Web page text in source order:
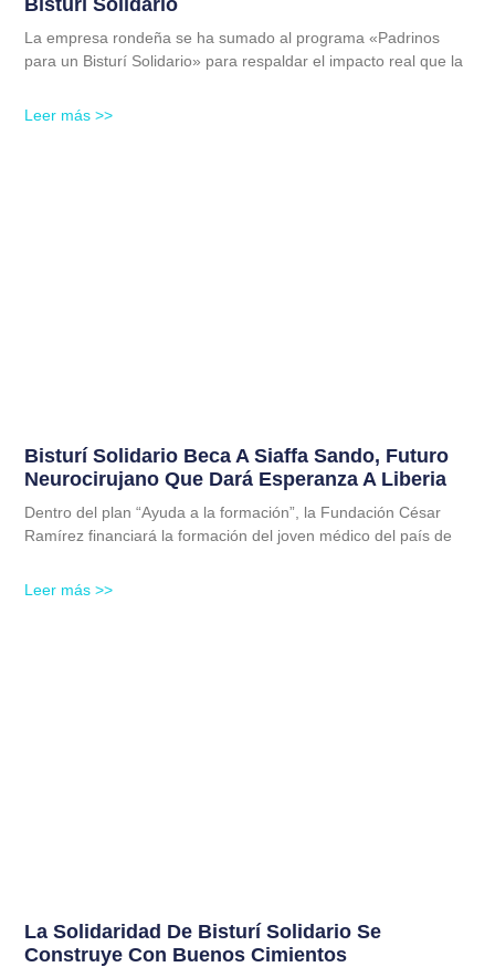
La empresa rondeña se ha sumado al programa «Padrinos
para un Bisturí Solidario» para respaldar el impacto real que la
Leer más >>
Bisturí Solidario Beca A Siaffa Sando, Futuro
Neurocirujano Que Dará Esperanza A Liberia
Dentro del plan “Ayuda a la formación”, la Fundación César
Ramírez financiará la formación del joven médico del país de
Leer más >>
La Solidaridad De Bisturí Solidario Se
Construye Con Buenos Cimientos